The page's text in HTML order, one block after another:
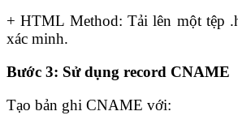
+ HTML Method: Tải lên một tệp
xác minh.
Bước 3: Sử dụng record CNAME
Tạo bản ghi CNAME với: